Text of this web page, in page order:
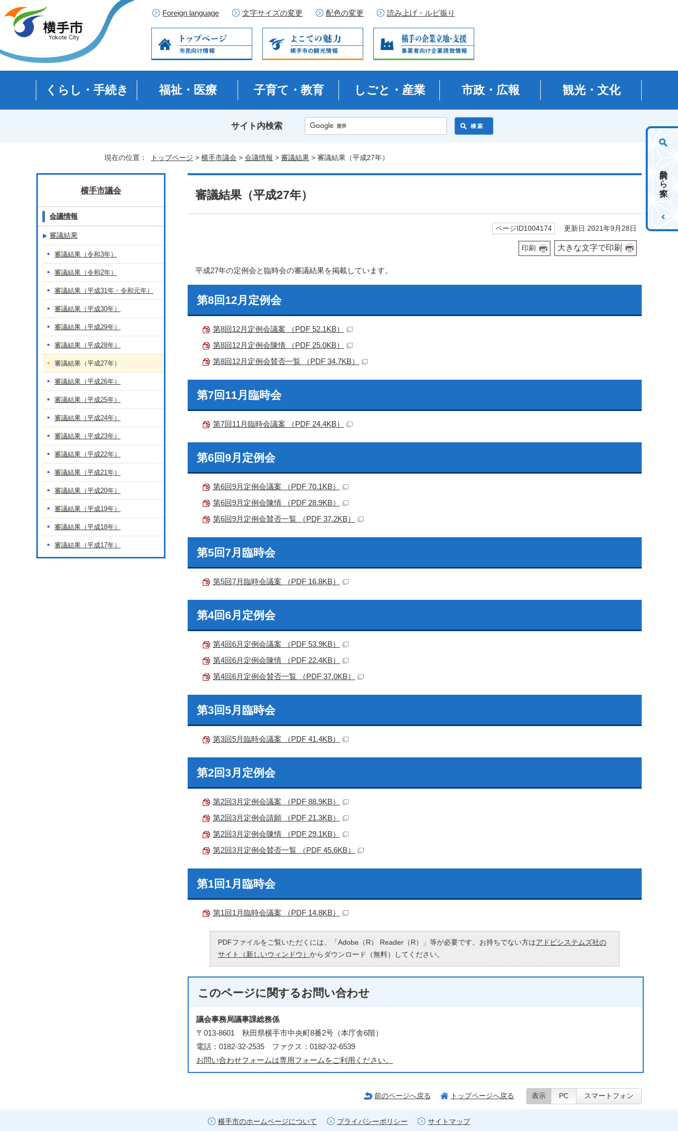
Foreign language 文字サイズの変更 配色の変更 読み上げ・ルビ振り
くらし・手続き 福祉・医療 子育て・教育 しごと・産業 市政・広報 観光・文化
サイト内検索
目的から探す
現在の位置： トップページ > 横手市議会 > 会議情報 > 審議結果 > 審議結果（平成27年）
審議結果（平成27年）
ページID1004174 更新日 2021年9月28日
印刷 大きな文字で印刷
平成27年の定例会と臨時会の審議結果を掲載しています。
第8回12月定例会
第8回12月定例会議案 （PDF 52.1KB）
第8回12月定例会陳情 （PDF 25.0KB）
第8回12月定例会賛否一覧 （PDF 34.7KB）
第7回11月臨時会
第7回11月臨時会議案 （PDF 24.4KB）
第6回9月定例会
第6回9月定例会議案 （PDF 70.1KB）
第6回9月定例会陳情 （PDF 28.9KB）
第6回9月定例会賛否一覧 （PDF 37.2KB）
第5回7月臨時会
第5回7月臨時会議案 （PDF 16.8KB）
第4回6月定例会
第4回6月定例会議案 （PDF 53.9KB）
第4回6月定例会陳情 （PDF 22.4KB）
第4回6月定例会賛否一覧 （PDF 37.0KB）
第3回5月臨時会
第3回5月臨時会議案 （PDF 41.4KB）
第2回3月定例会
第2回3月定例会議案 （PDF 88.9KB）
第2回3月定例会請願 （PDF 21.3KB）
第2回3月定例会陳情 （PDF 29.1KB）
第2回3月定例会賛否一覧 （PDF 45.6KB）
第1回1月臨時会
第1回1月臨時会議案 （PDF 14.8KB）
PDFファイルをご覧いただくには、「Adobe（R） Reader（R）」等が必要です。お持ちでない方はアドビシステムズ社の
サイト（新しいウィンドウ） からダウンロード（無料）してください。
このページに関するお問い合わせ
議会事務局議事課総務係
〒013-8601 秋田県横手市中央町8番2号（本庁舎6階）
電話：0182-32-2535 ファクス：0182-32-6539
お問い合わせフォームは専用フォームをご利用ください。
横手市議会
会議情報
審議結果
審議結果（令和3年）
審議結果（令和2年）
審議結果（平成31年・令和元年）
審議結果（平成30年）
審議結果（平成29年）
審議結果（平成28年）
審議結果（平成27年）
審議結果（平成26年）
審議結果（平成25年）
審議結果（平成24年）
審議結果（平成23年）
審議結果（平成22年）
審議結果（平成21年）
審議結果（平成20年）
審議結果（平成19年）
審議結果（平成18年）
審議結果（平成17年）
前のページへ戻る トップページへ戻る 表示 PC スマートフォン
横手市のホームページについて プライバシーポリシー サイトマップ